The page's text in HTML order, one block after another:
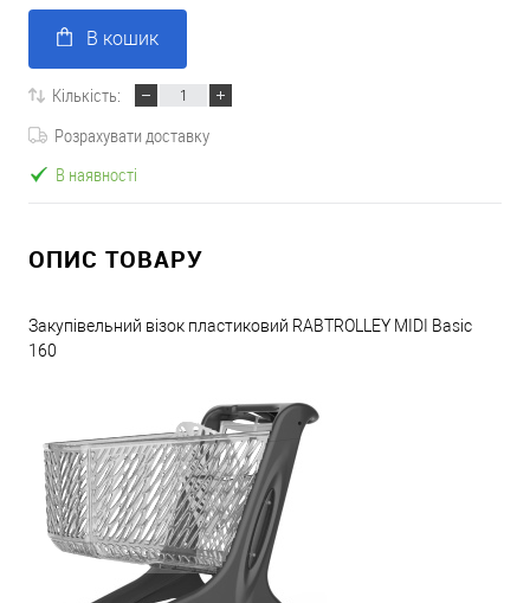
В кошик
Кількість:
Розрахувати доставку
В наявності
ОПИС ТОВАРУ
Закупівельний візок пластиковий RABTROLLEY MIDI Basic
160